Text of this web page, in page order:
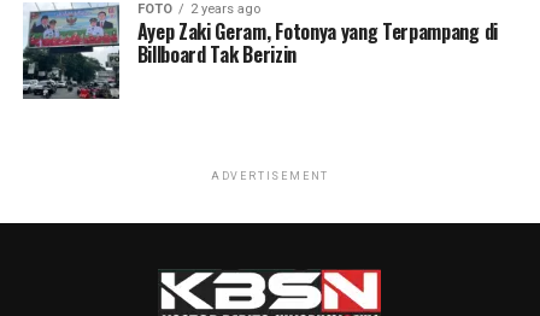
FOTO 2 years ago
Ayep Zaki Geram, Fotonya yang Terpampang di
Billboard Tak Berizin
ADVERTISEMENT